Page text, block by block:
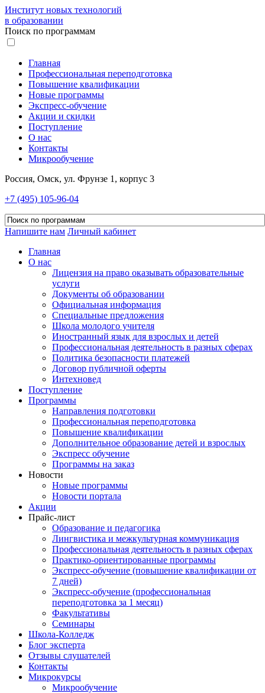
Институт новых технологий
в образовании
Поиск по программам
Главная
Профессиональная переподготовка
Повышение квалификации
Новые программы
Экспресс-обучение
Акции и скидки
Поступление
О нас
Контакты
Микрообучение
Россия, Омск, ул. Фрунзе 1, корпус 3
+7 (495) 105-96-04
Напишите нам Личный кабинет
Главная
О нас
Лицензия на право оказывать образовательные
услуги
Документы об образовании
Официальная информация
Специальные предложения
Школа молодого учителя
Иностранный язык для взрослых и детей
Профессиональная деятельность в разных сферах
Политика безопасности платежей
Договор публичной оферты
Интехновед
Поступление
Программы
Направления подготовки
Профессиональная переподготовка
Повышение квалификации
Дополнительное образование детей и взрослых
Экспресс обучение
Программы на заказ
Новости
Новые программы
Новости портала
Акции
Прайс-лист
Образование и педагогика
Лингвистика и межкультурная коммуникация
Профессиональная деятельность в разных сферах
Практико-ориентированные программы
Экспресс-обучение (повышение квалификации от
7 дней)
Экспресс-обучение (профессиональная
переподготовка за 1 месяц)
Факультативы
Семинары
Школа-Колледж
Блог эксперта
Отзывы слушателей
Контакты
Микрокурсы
Микрообучение